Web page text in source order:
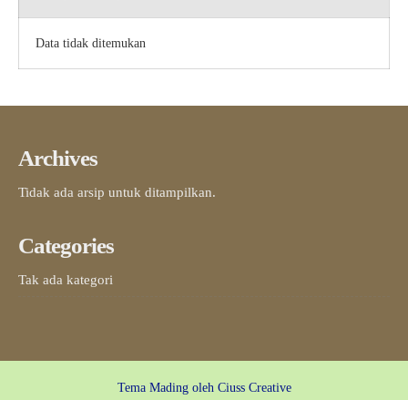
Data tidak ditemukan
Archives
Tidak ada arsip untuk ditampilkan.
Categories
Tak ada kategori
Tema Mading oleh Ciuss Creative